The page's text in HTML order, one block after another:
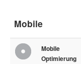
Mobile
Mobile
Optimierung